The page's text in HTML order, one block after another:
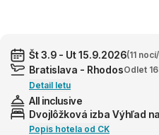
Št 3.9 - Ut 15.9.2026(11
Bratislava - RhodosOdlet
Detail letu
All inclusive
Dvojlôžková izba Výhľad
Popis hotela od CK